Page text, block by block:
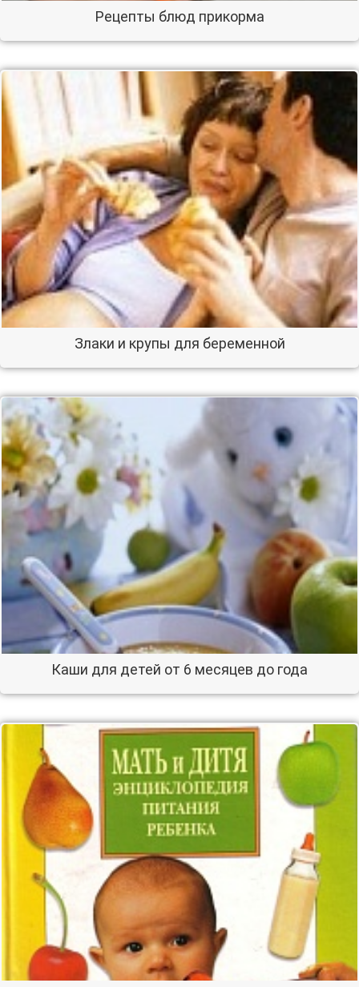
Рецепты блюд прикорма
Злаки и крупы для беременной
Каши для детей от 6 месяцев до года